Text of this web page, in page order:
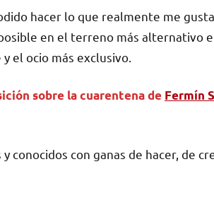
hacer lo que realmente me
en el terreno más alternativo e
el ocio más exclusivo.
sobre la cuarentena de Fermín
conocidos con ganas de hacer, de